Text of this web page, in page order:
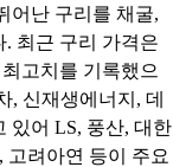
어난 구리를 채굴,
최근 구리 가격은
고치를 기록했으
, 신재생에너지, 데
있어 LS, 풍산, 대한
고려아연 등이 주요